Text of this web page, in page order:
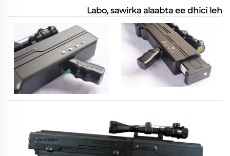
Labo, sawirka alaabta ee dhici leh